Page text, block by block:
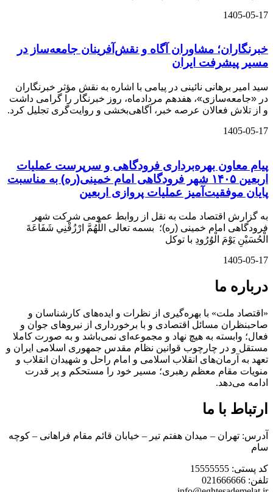
1405-05-17
خبرنگاران؛ مشاوران آگاه و نقش‌آفرینان جامعه‌ساز در
مسیر پیشرفت ایران
سید امیر برهانی نائینی در پیامی با اشاره به نقش مؤثر خبرنگاران
در «جامعه‌سازی»، هفدهم مردادماه، روز خبرنگار را گرامی داشت
و از تلاش فعالان عرصه خبر، آگاهی‌بخشی و روایت‌گری تجلیل کرد.
1405-05-17
️پیام معاون بهره‌برداری فرودگاهی و سرپرست عملیات
اربعین ۱۴۰۵ شهر فرودگاهی امام خمینی(ره) به مناسبت
پایان موفقیت‌آمیز عملیات پروازی اربعین
به گزارش اقتصاد ملت به نقل از روابط عمومی شرکت شهر
فرودگاهی امام خمینی (ره)؛ بسمه تعالی اللَّهُمَّ ارْزُقْنِي شَفَاعَةَ
الْحُسَيْنِ يَوْمَ الْوُرُودِ با توکل
1405-05-17
درباره ما
«اقتصاد ملت» با بهره‌گیری از نظرات و ایده‌های کارشناسان و
صاحبنظران مسائل اقتصادی و با برخورداری از نیروهای جوان و
فعال؛ وابسته به هیچ نهاد و مجموعه‌ای نمی‌‌باشد و به صورت کاملا
مستقل و در چارچوب قوانین نظام مقدس جمهوری اسلامی ایران و
تعهد به آرمان‌های انقلاب اسلامی و امام راحل و شهیدان انقلاب و
منویات مقام معظم رهبری؛ مسیر خود را مستحکم و پر قدرت
ادامه می‌دهد.
ارتباط با ما
آدرس: تهران – میدان هفتم تیر – خیابان قائم مقام فراهانی – کوچه
سام
کد پستی: 15555555
تلفن: 021666666